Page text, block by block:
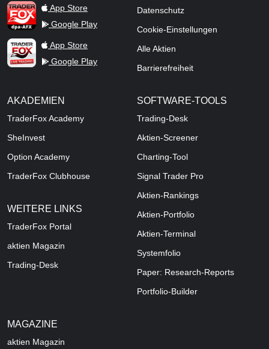
TraderFox dpa-AFX ProFeed
App Store
Google Play
TraderFox Live Trading
App Store
Google Play
Datenschutz
Cookie-Einstellungen
Alle Aktien
Barrierefreiheit
AKADEMIEN
TraderFox Academy
SheInvest
Option Academy
TraderFox Clubhouse
WEITERE LINKS
TraderFox Portal
aktien Magazin
Trading-Desk
SOFTWARE-TOOLS
Trading-Desk
Aktien-Screener
Charting-Tool
Signal Trader Pro
Aktien-Rankings
Aktien-Portfolio
Aktien-Terminal
Systemfolio
Paper: Research-Reports
Portfolio-Builder
MAGAZINE
aktien Magazin